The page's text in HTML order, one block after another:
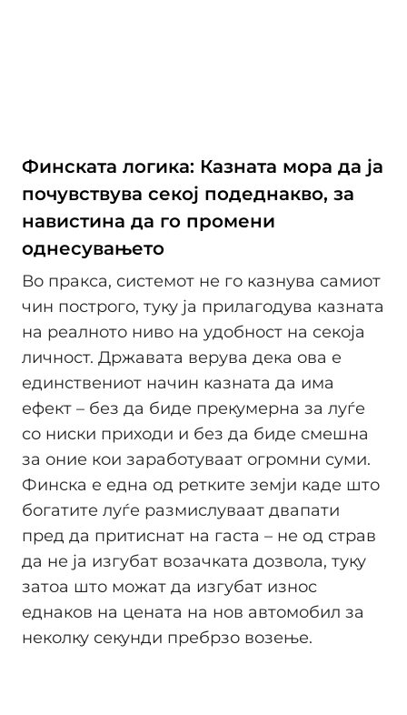
Финската логика: Казната мора да ја
почувствува секој подеднакво, за
навистина да го промени
однесувањето
Во пракса, системот не го казнува самиот
чин построго, туку ја прилагодува казната
на реалното ниво на удобност на секоја
личност. Државата верува дека ова е
единствениот начин казната да има
ефект – без да биде прекумерна за луѓе
со ниски приходи и без да биде смешна
за оние кои заработуваат огромни суми.
Финска е една од ретките земји каде што
богатите луѓе размислуваат двапати
пред да притиснат на гаста – не од страв
да не ја изгубат возачката дозвола, туку
затоа што можат да изгубат износ
еднаков на цената на нов автомобил за
неколку секунди пребрзо возење.